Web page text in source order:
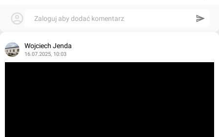
Zaloguj aby dodać komentarz
Wojciech Jenda
16.07.2025, 10:03